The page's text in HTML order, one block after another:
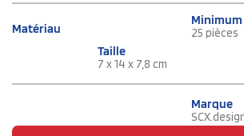
Matériau 25 pièces
Taille
7 x 14 x 7,8 cm
Marque